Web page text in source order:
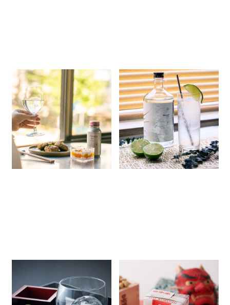
コンビニの食材で作る！
「Hanaya_ka＊はなや香」の
ためのペアリングレシピをご紹
介
2024.11.01
商品情報
簡単レシピ
店長ブログ
最近流行りの「クラフトジン」っ
て？日本盛のクラフトジン
「Sakari Gin 夙川」を使ったカ
クテルアレンジをご紹介
2024.08.23
商品情報
簡単レシピ
店長ブログ
したい、日本酒の飲み方アレン
ジをご紹介
2024.08.08
「鬼ころし」は全部でいくつあ
る？名前の由来や、おすすめの
アレンジレシピをご紹介！
2024.07.31